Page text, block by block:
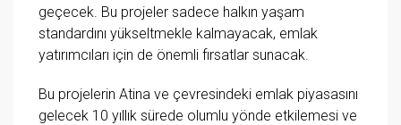
geçecek. Bu projeler sadece halkın yaşam
standardını yükseltmekle kalmayacak, emlak
yatırımcıları için de önemli fırsatlar sunacak.
Bu projelerin Atina ve çevresindeki emlak piyasasını
gelecek 10 yıllık sürede olumlu yönde etkilemesi ve